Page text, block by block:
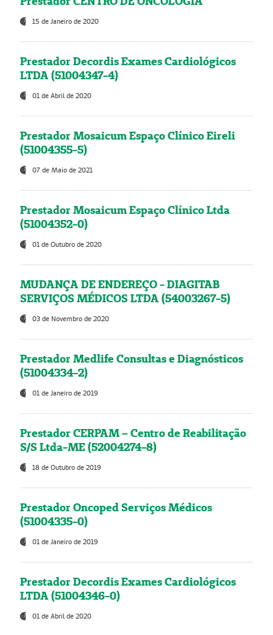
15 de Janeiro de 2020
Prestador Decordis Exames Cardiológicos
LTDA (51004347-4)
01 de Abril de 2020
Prestador Mosaicum Espaço Clínico Eireli
(51004355-5)
07 de Maio de 2021
Prestador Mosaicum Espaço Clínico Ltda
(51004352-0)
01 de Outubro de 2020
MUDANÇA DE ENDEREÇO - DIAGITAB
SERVIÇOS MÉDICOS LTDA (54003267-5)
03 de Novembro de 2020
Prestador Medlife Consultas e Diagnósticos
(51004334-2)
01 de Janeiro de 2019
Prestador CERPAM – Centro de Reabilitação
S/S Ltda-ME (52004274-8)
18 de Outubro de 2019
Prestador Oncoped Serviços Médicos
(51004335-0)
01 de Janeiro de 2019
Prestador Decordis Exames Cardiológicos
LTDA (51004346-0)
01 de Abril de 2020